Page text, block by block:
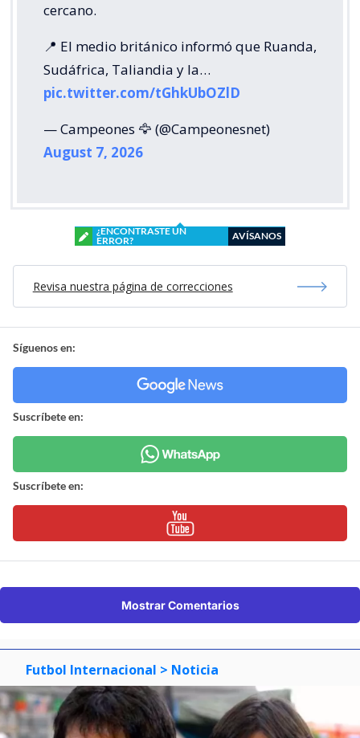
cercano.
📍 El medio británico informó que Ruanda,
Sudáfrica, Taliandia y la…
pic.twitter.com/tGhkUbOZlD
— Campeones 🦅 (@Campeonesnet)
August 7, 2026
¿ENCONTRASTE UN
ERROR?
AVÍSANOS
Revisa nuestra página de correcciones
Síguenos en:
Suscríbete en:
Suscríbete en:
Mostrar Comentarios
Futbol Internacional > Noticia